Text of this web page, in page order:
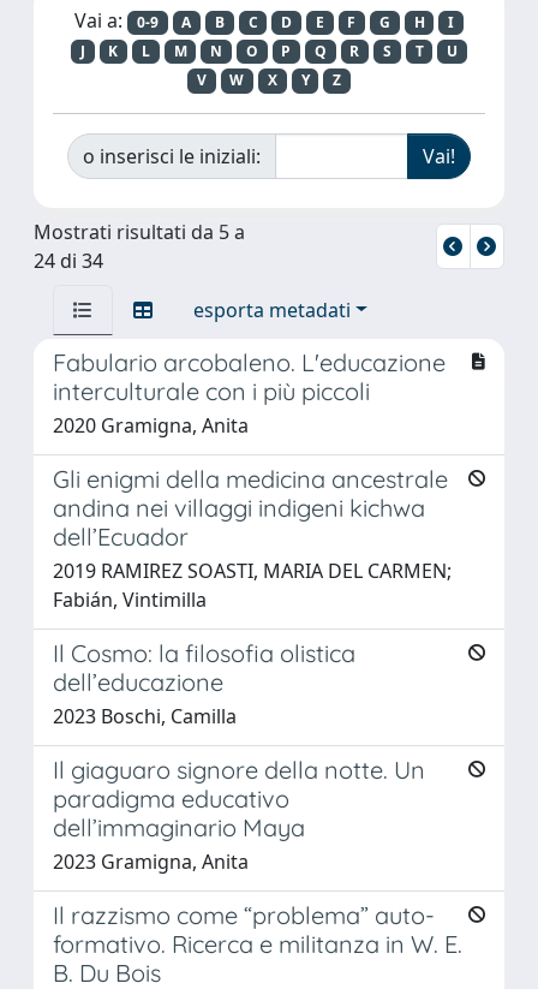
Vai a: 0-9 A B C D E F G H
I
J
K L M N O P Q R S T
U
V
W X Y Z
o inserisci le iniziali:
Mostrati risultati da 5 a
24 di 34
esporta metadati
Fabulario arcobaleno. L'educazione
interculturale con i più piccoli
2020 Gramigna, Anita
Gli enigmi della medicina ancestrale
andina nei villaggi indigeni kichwa
dell’Ecuador
2019 RAMIREZ SOASTI, MARIA DEL CARMEN;
Fabián, Vintimilla
Il Cosmo: la filosofia olistica
dell’educazione
2023 Boschi, Camilla
Il giaguaro signore della notte. Un
paradigma educativo
dell’immaginario Maya
2023 Gramigna, Anita
Il razzismo come “problema” auto-
formativo. Ricerca e militanza in W. E.
B. Du Bois